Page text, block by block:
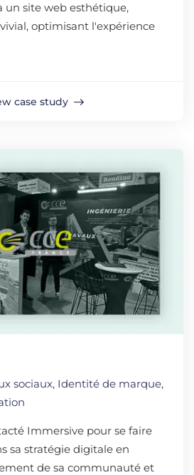
un site web esthétique,
optimisant l'expérience
case study
sociaux, Identité de marque,
Immersive pour se faire
sa stratégie digitale en
de sa communauté et